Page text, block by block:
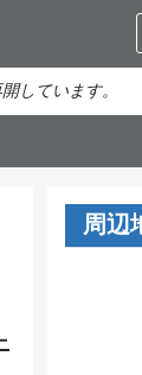
しています。
周辺